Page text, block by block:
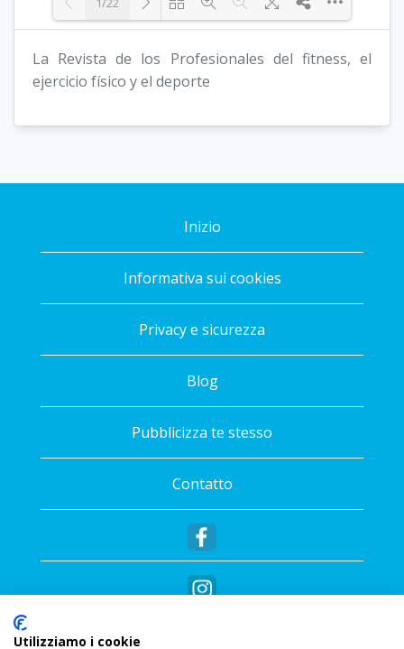
Loading PDF 18% ...
La Revista de los Profesionales del fitness, el
ejercicio físico y el deporte
Inizio
Informativa sui cookies
Privacy e sicurezza
Blog
Pubblicizza te stesso
Contatto
Utilizziamo i cookie